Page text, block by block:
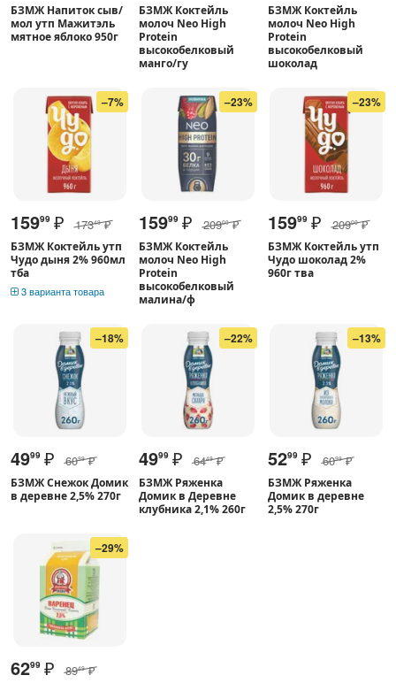
БЗМЖ Напиток сыв/
мол утп Мажитэль
мятное яблоко 950г
БЗМЖ Коктейль
молоч Neo High
Protein
высокобелковый
манго/гу
БЗМЖ Коктейль
молоч Neo High
Protein
высокобелковый
шоколад
–7%
15999 ₽ 17349 ₽
БЗМЖ Коктейль утп
Чудо дыня 2% 960мл
тба
3 варианта товара
–23%
15999 ₽ 20900 ₽
БЗМЖ Коктейль
молоч Neo High
Protein
высокобелковый
малина/ф
–23%
15999 ₽ 20900 ₽
БЗМЖ Коктейль утп
Чудо шоколад 2%
960г тва
–18%
4999 ₽ 6099 ₽
БЗМЖ Снежок Домик
в деревне 2,5% 270г
–22%
4999 ₽ 6449 ₽
БЗМЖ Ряженка
Домик в Деревне
клубника 2,1% 260г
–13%
5299 ₽ 6099 ₽
БЗМЖ Ряженка
Домик в деревне
2,5% 270г
–29%
6299 ₽ 8949 ₽